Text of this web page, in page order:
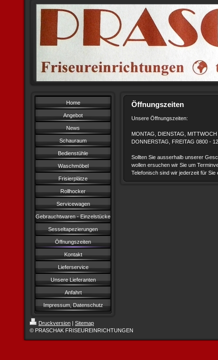
Home
Angebot
News
Schauraum
Bedienstühle
Waschmöbel
Frisierplätze
Rollhocker
Servicewagen
Gebrauchtwaren - Einzelstücke
Sesseltapezierungen
Öffnungszeiten
Kontakt
Lieferservice
Unsere Lieferanten
Anfahrt
Impressum, Datenschutz
Öffnungszeiten
Unsere Öffnungszeiten:
MONTAG, DIENSTAG,
DONNERSTAG, FREITAG 0800 -
Sollten Sie ausserhalb unserer
wollen ersuchen wir Sie um
Telefonisch sind wir jederzeit für Sie
Druckversion | Sitemap
© PRASCHAK FRISEUREINRICHTUNGEN